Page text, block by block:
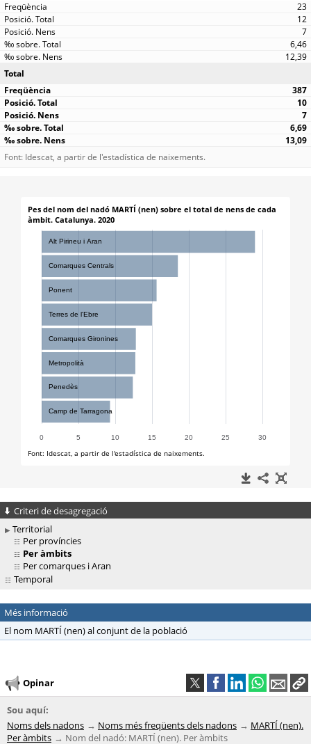
23
12
7
6,46
12,39
Total
387
10
7
6,69
13,09
Font: Idescat, a partir de l'estadística de naixements.
Criteri de desagregació
Territorial
Per províncies
Per àmbits
Per comarques i Aran
Temporal
Més informació
El nom MARTÍ (nen) al conjunt de la població
Opinar
Sou aquí:
Noms dels nadons
Noms més freqüents dels nadons
MARTÍ (nen).
Per àmbits
Nom del nadó: MARTÍ (nen). Per àmbits